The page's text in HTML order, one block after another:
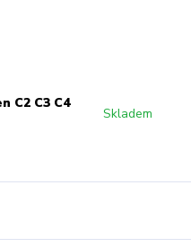
C2 C3 C4
Skladem